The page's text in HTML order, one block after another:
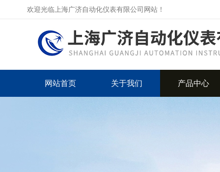
欢迎光临上海广济自动化仪表有限公司网站！
网站首页 关于我们 产品中心